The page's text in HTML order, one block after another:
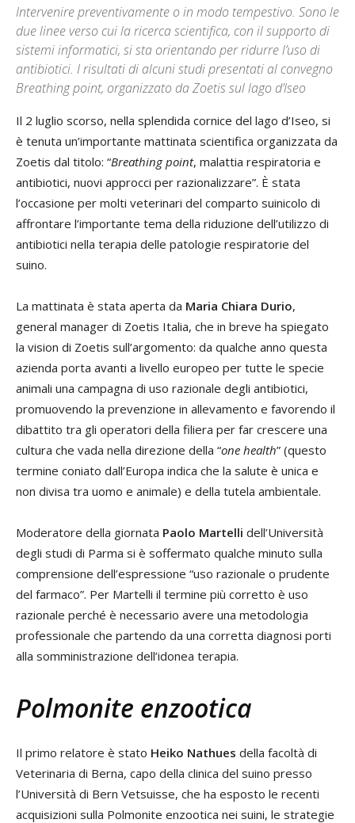
Intervenire preventivamente o in modo tempestivo. Sono le
due linee verso cui la ricerca scientifica, con il supporto di
sistemi informatici, si sta orientando per ridurre l’uso di
antibiotici. I risultati di alcuni studi presentati al convegno
Breathing point, organizzato da Zoetis sul lago d’Iseo
Il 2 luglio scorso, nella splendida cornice del lago d’Iseo, si
è tenuta un’importante mattinata scientifica organizzata da
Zoetis dal titolo: “Breathing point, malattia respiratoria e
antibiotici, nuovi approcci per razionalizzare”. È stata
l’occasione per molti veterinari del comparto suinicolo di
affrontare l’importante tema della riduzione dell’utilizzo di
antibiotici nella terapia delle patologie respiratorie del
suino.
La mattinata è stata aperta da Maria Chiara Durio,
general manager di Zoetis Italia, che in breve ha spiegato
la vision di Zoetis sull’argomento: da qualche anno questa
azienda porta avanti a livello europeo per tutte le specie
animali una campagna di uso razionale degli antibiotici,
promuovendo la prevenzione in allevamento e favorendo il
dibattito tra gli operatori della filiera per far crescere una
cultura che vada nella direzione della “one health” (questo
termine coniato dall’Europa indica che la salute è unica e
non divisa tra uomo e animale) e della tutela ambientale.
Moderatore della giornata Paolo Martelli dell’Università
degli studi di Parma si è soffermato qualche minuto sulla
comprensione dell’espressione “uso razionale o prudente
del farmaco”. Per Martelli il termine più corretto è uso
razionale perché è necessario avere una metodologia
professionale che partendo da una corretta diagnosi porti
alla somministrazione dell’idonea terapia.
Polmonite enzootica
Il primo relatore è stato Heiko Nathues della facoltà di
Veterinaria di Berna, capo della clinica del suino presso
l’Università di Bern Vetsuisse, che ha esposto le recenti
acquisizioni sulla Polmonite enzootica nei suini, le strategie